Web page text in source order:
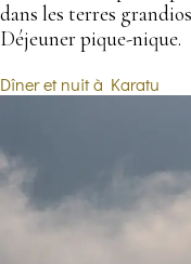
dans les terres
Déjeuner pique-nique.
Dîner et nuit à Karatu